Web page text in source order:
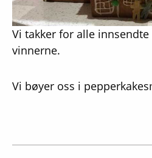
Vi takker for alle
vinnerne.
Vi bøyer oss i